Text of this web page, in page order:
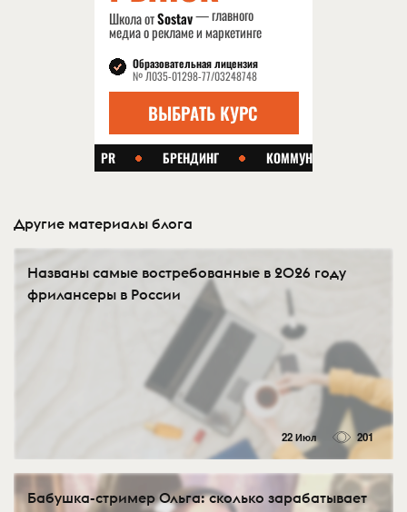
Другие материалы блога
Названы самые востребованные в 2026 году
фрилансеры в России
22 Июл 201
Бабушка-стример Ольга: сколько зарабатывает